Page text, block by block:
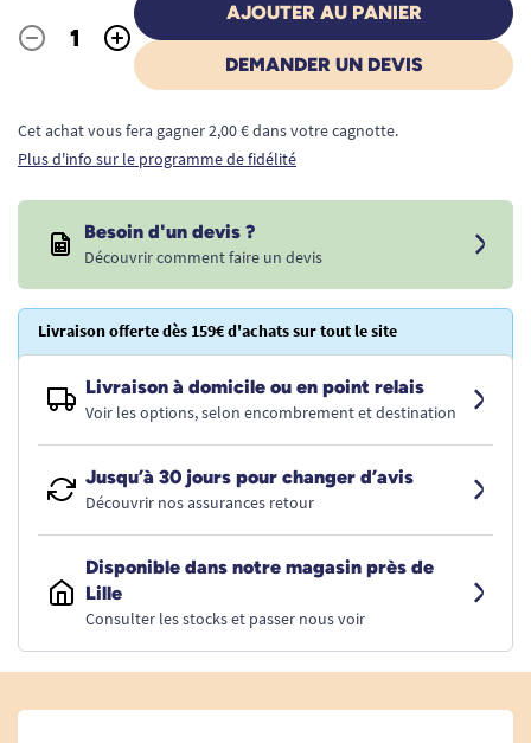
Quantité
- +
AJOUTER AU PANIER
DEMANDER UN DEVIS
Cet achat vous fera gagner 2,00 € dans votre cagnotte.
Plus d'info sur le programme de fidélité
Besoin d'un devis ?
Découvrir comment faire un devis
Livraison offerte dès 159€ d'achats sur tout le site
Livraison à domicile ou en point relais
Voir les options, selon encombrement et destination
Jusqu’à 30 jours pour changer d’avis
Découvrir nos assurances retour
Disponible dans notre magasin près de
Lille
Consulter les stocks et passer nous voir